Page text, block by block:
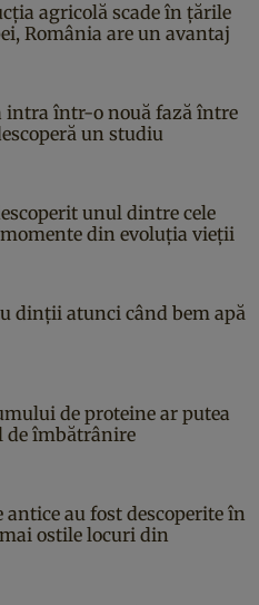
agricolă scade în țările
România are un avantaj
intra într-o nouă fază între
un studiu
unul dintre cele
din evoluția vieții
dinții atunci când bem apă
de proteine ar putea
de îmbătrânire
au fost descoperite în
ostile locuri din